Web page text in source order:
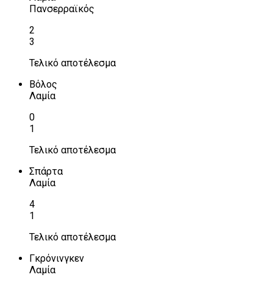
Πανσερραϊκός
2
3
Τελικό αποτέλεσμα
Βόλος
Λαμία
0
1
Τελικό αποτέλεσμα
Σπάρτα
Λαμία
4
1
Τελικό αποτέλεσμα
Γκρόνινγκεν
Λαμία